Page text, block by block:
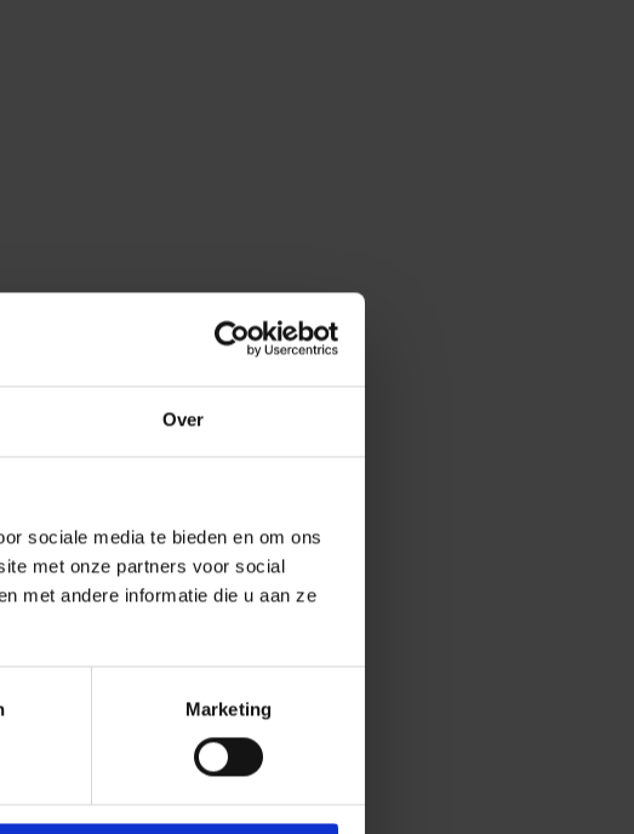
Over
sociale media te bieden en om ons
met onze partners voor social
met andere informatie die u aan ze
Marketing